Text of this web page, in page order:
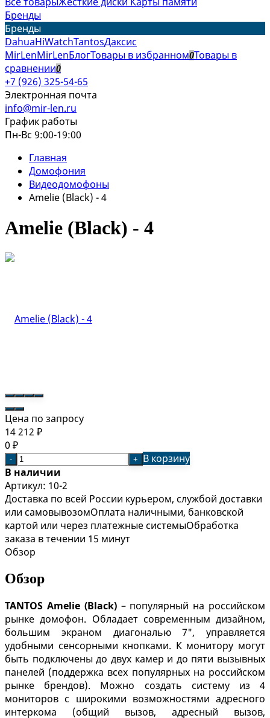
Бренды
Бренды
DahuaHiWatchTantosДаксис
MirLenMirLenБлогТовары в избранном0Товары в
сравнении0
+7 (926) 325-54-65
Электронная почта
info@mir-len.ru
График работы
Пн-Вс 9:00-19:00
Главная
Домофония
Видеодомофоны
Amelie (Black) - 4
Amelie (Black) - 4
Цена по запросу
14 212 ₽
0 ₽
- +
В корзину
В наличии
Артикул: 10-2
Доставка по всей России курьером, службой доставки
или самовывозомОплата наличными, банковской
картой или через платежные системыОбработка
заказа в течении 15 минут
Обзор
Обзор
TANTOS Amelie (Black)– популярный на российском
рынке домофон. Обладает современным дизайном,
большим экраном диагональю 7", управляется
удобными сенсорными кнопками. К монитору могут
быть подключены до двух камер и до пяти вызывных
панелей (поддержка всех популярных на российском
рынке брендов). Можно создать систему из 4
мониторов с широкими возможностями адресного
интеркома (общий вызов, адресный вызов,